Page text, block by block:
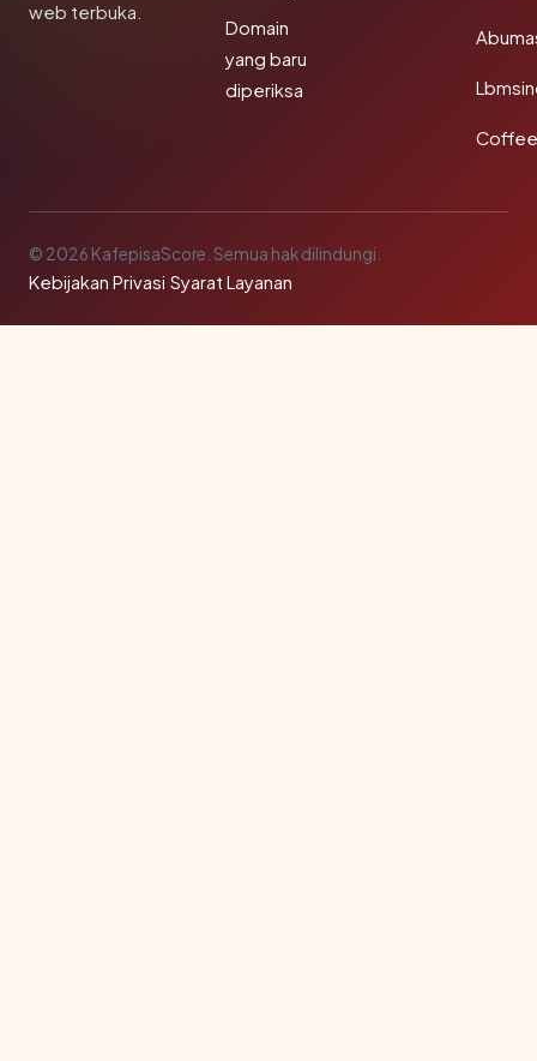
web terbuka.
Domain
yang baru
diperiksa
© 2026 KafepisaScore. Semua hak dilindungi.
Kebijakan Privasi·Syarat Layanan